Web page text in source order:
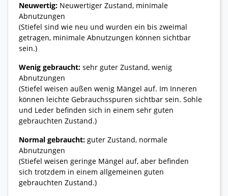
Neuwertig: Neuwertiger Zustand, minimale
Abnutzungen
(Stiefel sind wie neu und wurden ein bis zweimal
getragen, minimale Abnutzungen können sichtbar
sein.)
Wenig gebraucht: sehr guter Zustand, wenig
Abnutzungen
(Stiefel weisen außen wenig Mängel auf. Im Inneren
können leichte Gebrauchsspuren sichtbar sein. Sohle
und Leder befinden sich in einem sehr guten
gebrauchten Zustand.)
Normal gebraucht: guter Zustand, normale
Abnutzungen
(Stiefel weisen geringe Mängel auf, aber befinden
sich trotzdem in einem allgemeinen guten
gebrauchten Zustand.)